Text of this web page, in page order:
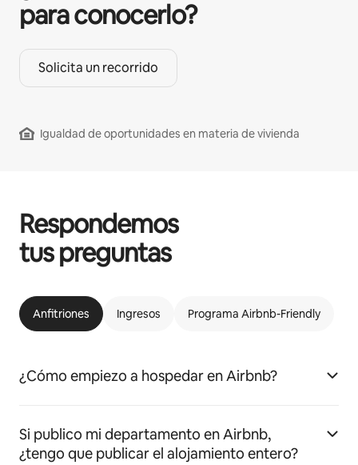
para conocerlo?
Solicita un recorrido
Igualdad de oportunidades en materia de vivienda
Respondemos
tus preguntas
Anfitriones Ingresos Programa Airbnb-Friendly
¿Cómo empiezo a hospedar en Airbnb?
Si publico mi departamento en Airbnb,
¿tengo que publicar el alojamiento entero?